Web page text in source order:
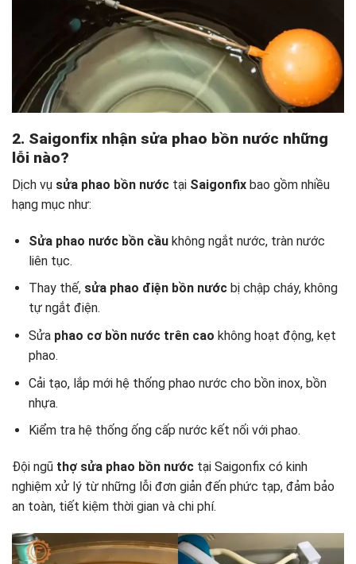
2. Saigonfix nhận sửa phao bồn nước những
lỗi nào?
Dịch vụ sửa phao bồn nước tại Saigonfix bao gồm nhiều
hạng mục như:
Sửa phao nước bồn cầukhông ngắt nước, tràn nước
liên tục.
Thay thế, sửa phao điện bồn nướcbị chập cháy, không
tự ngắt điện.
Sửa phao cơ bồn nước trên cao không hoạt động, kẹt
phao.
Cải tạo, lắp mới hệ thống phao nước cho bồn inox, bồn
nhựa.
Kiểm tra hệ thống ống cấp nước kết nối với phao.
Đội ngũ thợ sửa phao bồn nước tại Saigonfix có kinh
nghiệm xử lý từ những lỗi đơn giản đến phức tạp, đảm bảo
an toàn, tiết kiệm thời gian và chi phí.